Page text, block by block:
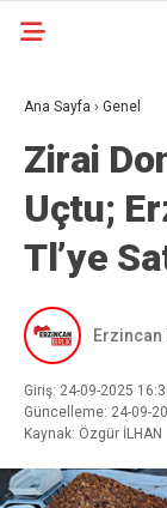
Ana Sayfa › Genel
Zirai
Uçtu;
Tl’ye
Erzincan
Giriş: 24-09-2025
Güncelleme: 24-09-
Kaynak: Özgür İLHAN